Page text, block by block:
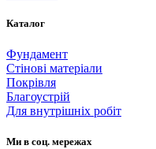
Каталог
Фундамент
Стінові матеріали
Покрівля
Благоустрій
Для внутрішніх робіт
Ми в соц. мережах